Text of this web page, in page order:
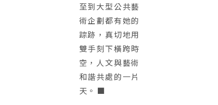
至到大型公共藝
術企劃都有她的
踪跡，真切地用
雙手刻下橫跨時
空，人文與藝術
和諧共處的一片
天。 ■